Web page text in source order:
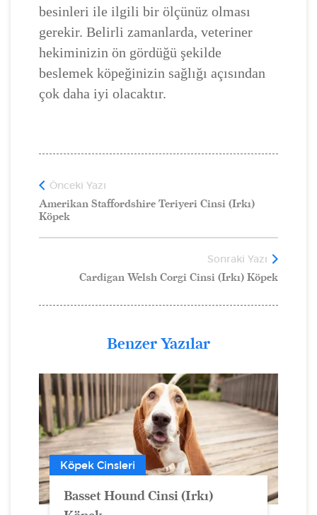
besinleri ile ilgili bir ölçünüz olması
gerekir. Belirli zamanlarda, veteriner
hekiminizin ön gördüğü şekilde
beslemek köpeğinizin sağlığı açısından
çok daha iyi olacaktır.
Önceki Yazı
Amerikan Staffordshire Teriyeri Cinsi (Irkı)
Köpek
Sonraki Yazı
Cardigan Welsh Corgi Cinsi (Irkı) Köpek
Benzer Yazılar
Köpek Cinsleri
Basset Hound Cinsi (Irkı)